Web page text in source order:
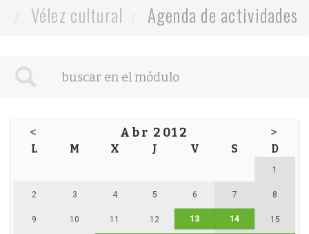
Vélez cultural
Agenda de actividades
< Abr 2012 >
L M X J V S D
1
2 3 4 5 6 7 8
9 10 11 12 13 14 15